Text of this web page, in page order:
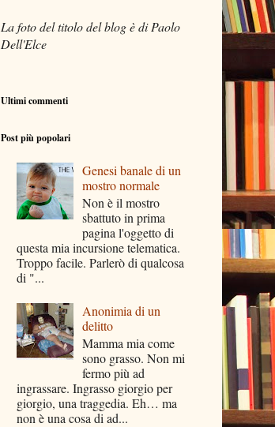
La foto del titolo del blog è di Paolo
Dell'Elce
Ultimi commenti
Post più popolari
Genesi banale di un
mostro normale
Non è il mostro
sbattuto in prima
pagina l'oggetto di
questa mia incursione telematica.
Troppo facile. Parlerò di qualcosa
di "...
Anonimia di un
delitto
Mamma mia come
sono grasso. Non mi
fermo più ad
ingrassare. Ingrasso giorgio per
giorgio, una traggedia. Eh… ma
non è una cosa di ad...